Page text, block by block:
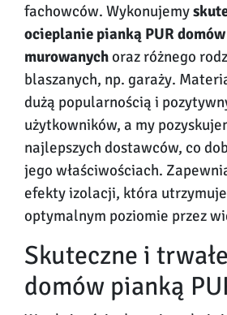
fachowców. Wykonujemy
ocieplanie pianką PUR
murowanychoraz różnego
blaszanych, np. garaży.
dużą popularnością i
użytkowników, a my
najlepszych dostawców, co
jego właściwościach.
efekty izolacji, która
optymalnym poziomie przez
Skuteczne i
domów pianką